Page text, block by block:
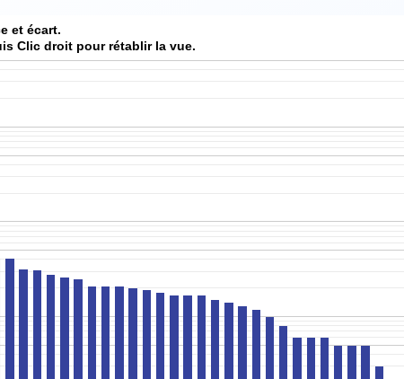
et écart.
Clic droit pour rétablir la vue.